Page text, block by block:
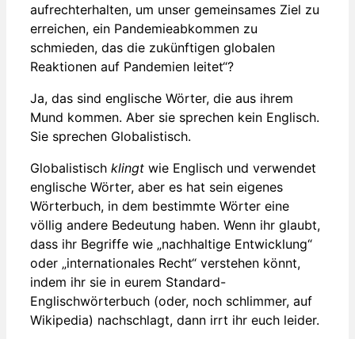
aufrechterhalten, um unser gemeinsames Ziel zu
erreichen, ein Pandemieabkommen zu
schmieden, das die zukünftigen globalen
Reaktionen auf Pandemien leitet“?
Ja, das sind englische Wörter, die aus ihrem
Mund kommen. Aber sie sprechen kein Englisch.
Sie sprechen Globalistisch.
Globalistisch klingt wie Englisch und verwendet
englische Wörter, aber es hat sein eigenes
Wörterbuch, in dem bestimmte Wörter eine
völlig andere Bedeutung haben. Wenn ihr glaubt,
dass ihr Begriffe wie „nachhaltige Entwicklung“
oder „internationales Recht“ verstehen könnt,
indem ihr sie in eurem Standard-
Englischwörterbuch (oder, noch schlimmer, auf
Wikipedia) nachschlagt, dann irrt ihr euch leider.